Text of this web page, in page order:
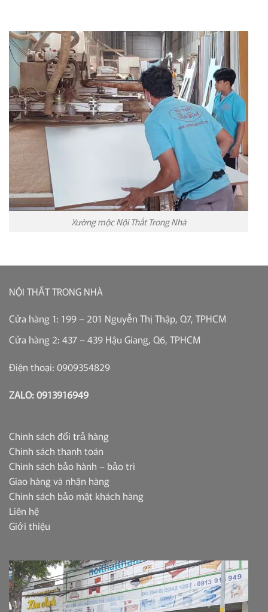
Xưởng mộc Nội Thất Trong Nhà
NỘI THẤT TRONG NHÀ
Cửa hàng 1: 199 – 201 Nguyễn Thị Thập, Q7, TPHCM
Cửa hàng 2: 437 – 439 Hậu Giang, Q6, TPHCM
Điện thoại: 0909354829
ZALO: 0913916949
Chính sách đổi trả hàng
Chính sách thanh toán
Chính sách bảo hành – bảo trì
Giao hàng và nhận hàng
Chính sách bảo mật khách hàng
Liên hệ
Giới thiệu